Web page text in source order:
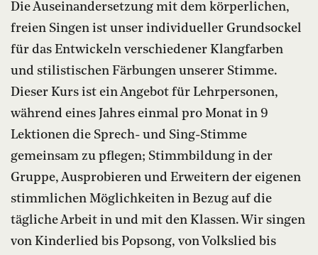
Die Auseinandersetzung mit dem körperlichen,
freien Singen ist unser individueller Grundsockel
für das Entwickeln verschiedener Klangfarben
und stilistischen Färbungen unserer Stimme.
Dieser Kurs ist ein Angebot für Lehrpersonen,
während eines Jahres einmal pro Monat in 9
Lektionen die Sprech- und Sing-Stimme
gemeinsam zu pflegen; Stimmbildung in der
Gruppe, Ausprobieren und Erweitern der eigenen
stimmlichen Möglichkeiten in Bezug auf die
tägliche Arbeit in und mit den Klassen. Wir singen
von Kinderlied bis Popsong, von Volkslied bis